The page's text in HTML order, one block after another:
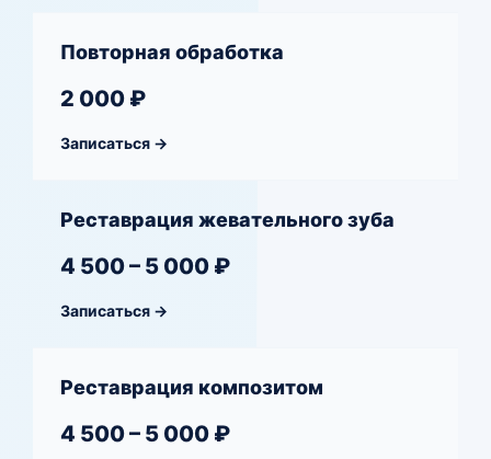
Повторная обработка
2 000 ₽
Записаться →
Реставрация жевательного зуба
4 500 – 5 000 ₽
Записаться →
Реставрация композитом
4 500 – 5 000 ₽